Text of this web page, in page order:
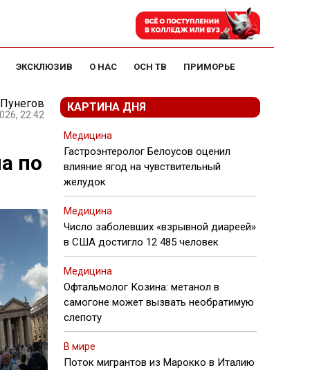
ЭКСКЛЮЗИВ О НАС ОСН ТВ ПРИМОРЬЕ
22:42
по
КАРТИНА ДНЯ
Медицина
Гастроэнтеролог Белоусов оценил
влияние ягод на чувствительный
желудок
Медицина
Число заболевших «взрывной диареей»
в США достигло 12 485 человек
Медицина
Офтальмолог Козина: метанол в
самогоне может вызвать необратимую
слепоту
В мире
Поток мигрантов из Марокко в Италию